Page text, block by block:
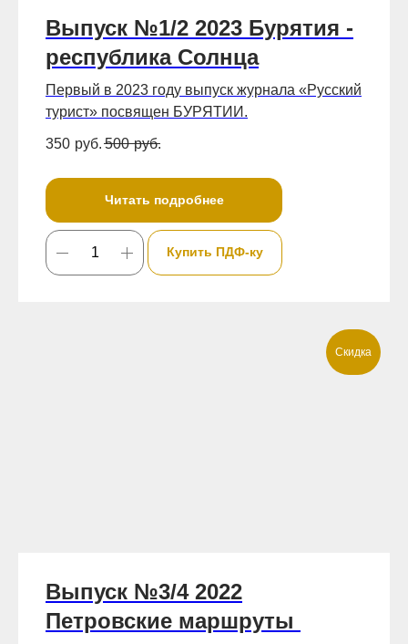
Выпуск №1/2 2023 Бурятия -
республика Солнца
Первый в 2023 году выпуск журнала «Русский
турист» посвящен БУРЯТИИ.
350 руб. 500 руб.
Читать подробнее
Купить ПДФ-ку
Скидка
Выпуск №3/4 2022
Петровские маршруты